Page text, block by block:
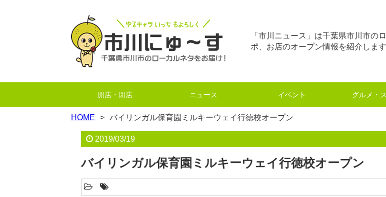
「市川ニュース」は千葉県市川市の
ポ、お店のオープン情報を紹介します
開店・閉店 ニュース イベント グルメ・
HOME バイリンガル保育園ミルキーウェイ行徳校オープン
2019/03/19
バイリンガル保育園ミルキーウェイ行徳校オープン